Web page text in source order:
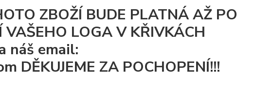
ZBOŽÍ BUDE PLATNÁ AŽ PO
LOGA V KŘIVKÁCH
náš email:
DĚKUJEME ZA POCHOPENÍ!!!